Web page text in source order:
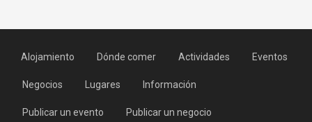
Alojamiento Dónde comer Actividades Eventos
Negocios Lugares Información
Publicar un evento Publicar un negocio